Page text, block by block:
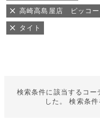
高崎高島屋店 ピッコ
タイト
検索条件に該当するコ
した。 検索条件